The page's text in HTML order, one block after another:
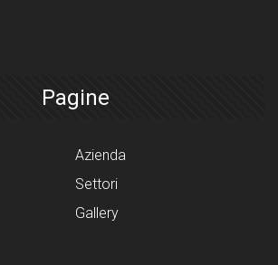
Pagine
Azienda
Settori
Gallery